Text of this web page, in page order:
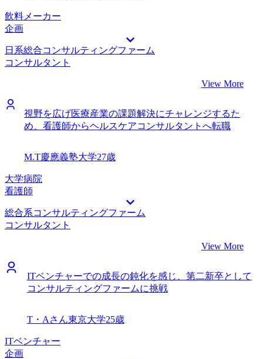
飲料メーカー
企画
日系総合コンサルティングファーム
コンサルタント
View More
視野を広げ医療産業の課題解決にチャレンジするた
め、看護師からヘルスケアコンサルタントへ転職
M.T慶應義塾大学27歳
大学病院
看護師
総合系コンサルティングファーム
コンサルタント
View More
ITベンチャーでの成長の鈍化を感じ、第二新卒として
コンサルティングファームに挑戦
T・Aさん東京大学25歳
ITベンチャー
企画